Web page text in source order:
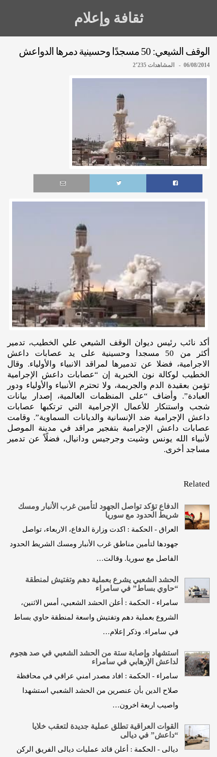
ثقافة وإعلام
الوقف الشيعي: 50 مسجدًا وحسينية دمرها الدواعش
06/08/2014 - المشاهدات 2٬235
أكد نائب رئيس ديوان الوقف الشيعي علي الخطيب، تدمير
أكثر من 50 مسجدا وحسينية على يد عصابات داعش
الاجرامية، فضلا عن تدميرها لمراقد الانبياء والأولياء. وقال
الخطيب لوكالة نون الخبرية إن “عصابات داعش الإجرامية
تؤمن بعقيدة الدم والجريمة، ولا تحترم الأنبياء والأولياء ودور
العبادة”. وأضاف “على المنظمات العالمية، إصدار بيانات
شجب واستنكار للأعمال الإجرامية التي ترتكبها عصابات
داعش الإجرامية ضد الإنسانية والديانات السماوية”. وقامت
عصابات داعش الإجرامية بتفجير مراقد في مدينة الموصل
لأنبياء الله يونس وشيت وجرجيس ودانيال، فضلًاً عن تدمير
مساجد أخرى.
Related
الدفاع تؤكد تواصل الجهود لتأمين غرب الأنبار ومسك
شريط الحدود مع سوريا
العراق - الحكمة : اكدت وزارة الدفاع، الاربعاء، تواصل
جهودها لتأمين مناطق غرب الأنبار ومسك الشريط الحدود
الفاصل مع سوريا. وقالت…
الحشد الشعبي يشرع بعملية دهم وتفتيش لمنطقة
“حاوي بساط” في سامراء
سامراء - الحكمة : أعلن الحشد الشعبي، أمس الاثنين،
الشروع بعملية دهم وتفتيش واسعة لمنطقة حاوي بساط
في سامراء. وذكر إعلام…
استشهاد وإصابة ستة من الحشد الشعبي في صد هجوم
لداعش الإرهابي في سامراء
سامراء - الحكمة : افاد مصدر امني عراقي في محافظة
صلاح الدين بأن عنصرين من الحشد الشعبي استشهدا
واصيب اربعة اخرون…
القوات العراقية تطلق عملية جديدة لتعقب خلايا
“داعش” في ديالى
ديالى - الحكمة : أعلن قائد عمليات ديالى الفريق الركن